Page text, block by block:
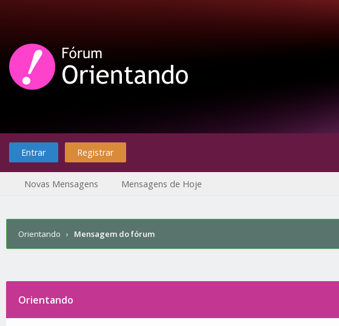
Entrar Registrar
Novas Mensagens Mensagens de Hoje
Orientando › Mensagem do fórum
Orientando